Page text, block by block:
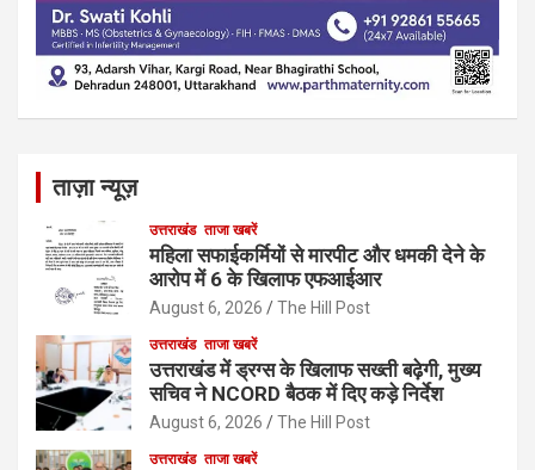
ताज़ा न्यूज़
उत्तराखंड ताजा खबरें
महिला सफाईकर्मियों से मारपीट और धमकी देने के
आरोप में 6 के खिलाफ एफआईआर
August 6, 2026 The Hill Post
उत्तराखंड ताजा खबरें
उत्तराखंड में ड्रग्स के खिलाफ सख्ती बढ़ेगी, मुख्य
सचिव ने NCORD बैठक में दिए कड़े निर्देश
August 6, 2026 The Hill Post
उत्तराखंड ताजा खबरें